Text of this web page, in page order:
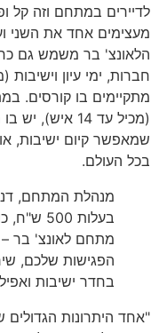
לדיירים במתחם וזה קל
מעצימים אחד את השני
הלאונצ' בר משמש גם
מתקיימים בו קורסים.
(מכיל עד 14
בכל העולם.
מנהלת המתחם,
בעלות
מתחם לאונצ' בר –
הפגישות שלכם,
בחדר ישיבות
"אחד היתרונות